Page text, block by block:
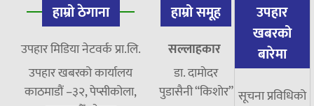
हाम्रो ठेगाना
उपहार मिडिया नेटवर्क प्रा.लि.
उपहार खबरको कार्यालय
काठमाडौं –३२, पेप्सीकोला,
हाम्रो समूह
सल्लाहकार
डा. दामाेदर
पुडासैनी “किशाेर”
उपहार
खबरको
बारेमा
सूचना प्रविधिको